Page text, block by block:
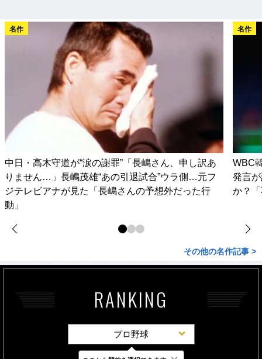
名作
中日・高木守道が“涙の謝罪”「長嶋さん、申し訳あ
りません…」長嶋茂雄“あの引退試合”ウラ側…元フ
ジテレビアナが見た「長嶋さんの予想外だった行
動」
名作
WBC
発言
か？
その他の名作記事 >
RANKING
プロ野球